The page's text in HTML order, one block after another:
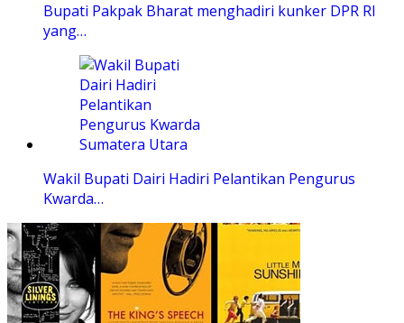
Bupati Pakpak Bharat menghadiri kunker DPR RI
yang…
Wakil Bupati Dairi Hadiri Pelantikan Pengurus
Kwarda…